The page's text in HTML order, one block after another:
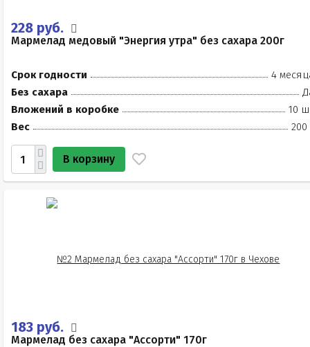
228 руб.
Мармелад медовый "Энергия утра" без сахара 200г
Срок годности
4
Без сахара
Вложений в коробке
10
Вес
200
В корзину
183 руб.
Мармелад без сахара "Ассорти" 170г